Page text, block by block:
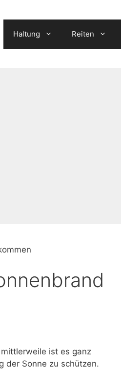
Haltung Reiten
ist es ganz
der Sonne zu schützen.